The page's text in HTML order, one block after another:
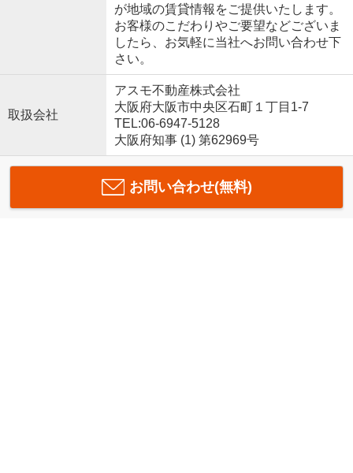
が地域の賃貸情報をご提供いたします。
お客様のこだわりやご要望などございま
したら、お気軽に当社へお問い合わせ下
さい。
取扱会社
アスモ不動産株式会社
大阪府大阪市中央区石町１丁目1-7
TEL:06-6947-5128
大阪府知事 (1) 第62969号
お問い合わせ(無料)